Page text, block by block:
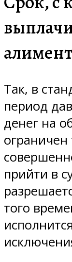
Так, в
период
денег на
ограничен
прийти в
того